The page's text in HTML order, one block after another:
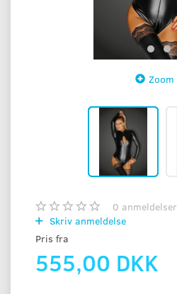
Zoom
0 anmeldelser
Skriv anmeldelse
Pris fra
555,00 DKK